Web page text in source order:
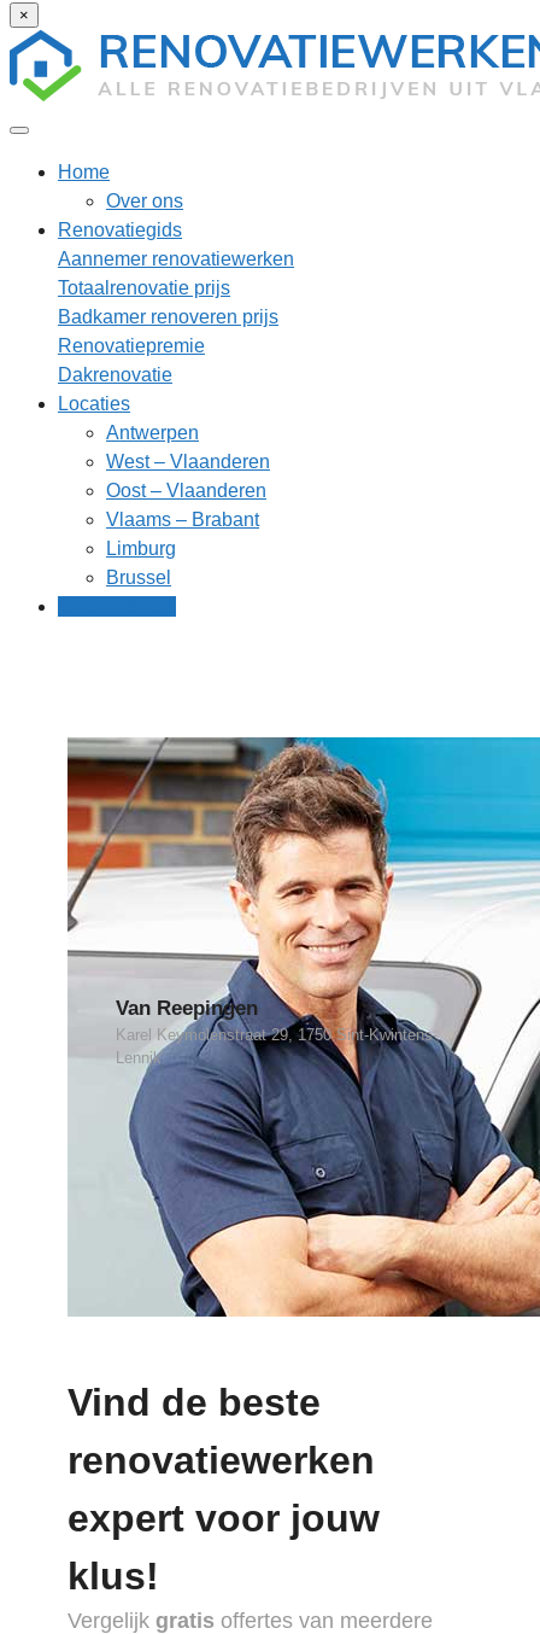
×
Home
Over ons
Renovatiegids
Aannemer renovatiewerken
Totaalrenovatie prijs
Badkamer renoveren prijs
Renovatiepremie
Dakrenovatie
Locaties
Antwerpen
West – Vlaanderen
Oost – Vlaanderen
Vlaams – Brabant
Limburg
Brussel
Van Reepingen
Karel Keymolenstraat 29, 1750 Sint-Kwintens-
Lennik
Vind de beste
renovatiewerken
expert voor jouw
klus!
Vergelijk gratis offertes van meerdere